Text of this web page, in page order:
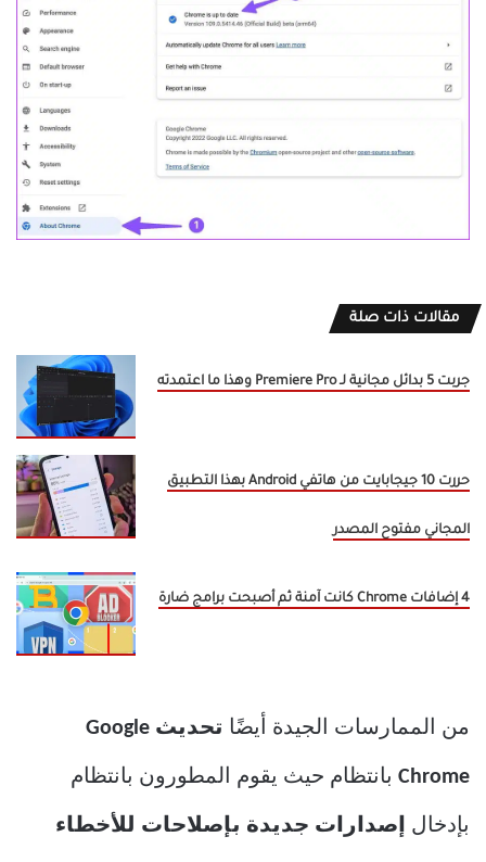
مقالات ذات صلة
جربت 5 بدائل مجانية لـ Premiere Pro وهذا ما اعتمدته
حررت 10 جيجابايت من هاتفي Android بهذا التطبيق
المجاني مفتوح المصدر
4 إضافات Chrome كانت آمنة ثم أصبحت برامج ضارة
من الممارسات الجيدة أيضًا تحديث Google
Chrome بانتظام حيث يقوم المطورون بانتظام
بإدخال إصدارات جديدة بإصلاحات للأخطاء